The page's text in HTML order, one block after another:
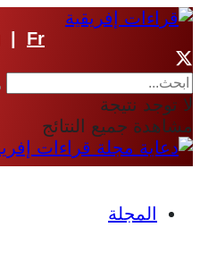
Fr
لا توجد نتيجة
مشاهدة جميع النتائج
المجلة